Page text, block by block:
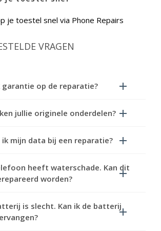
VRAGEN
garantie op de reparatie?
jullie originele onderdelen?
ik mijn data bij een reparatie?
heeft waterschade. Kan dit
worden?
is slecht. Kan ik de batterij